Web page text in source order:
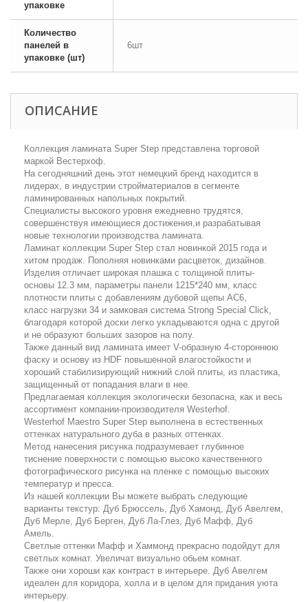
упаковке
Количество
панелей в
упаковке (шт)
6шт
ОПИСАНИЕ
Коллекция ламината Super Step представлена торговой
маркой Вестерхоф.
На сегодняшний день этот немецкий бренд находится в
лидерах, в индустрии стройматериалов в сегменте
ламинированных напольных покрытий.
Специалисты высокого уровня ежедневно трудятся,
совершенствуя имеющиеся достижения,и разрабатывая
новые технологии производства ламината.
Ламинат коллекции Super Step стал новинкой 2015 года и
хитом продаж. Пополняя новинками расцветок, дизайнов.
Изделия отличает широкая плашка с толщиной плиты-
основы 12.3 мм, параметры панели 1215*240 мм, класс
плотности плиты с добавлениям дубовой щепы АС6,
класс нагрузки 34 и замковая система Strong Special Click,
благодаря которой доски легко укладываются одна с другой
и не образуют больших зазоров на полу.
Также данный вид ламината имеет V-образную 4-стороннюю
фаску и основу из HDF повышенной влагостойкости и
хороший стабилизирующий нижний слой плиты, из пластика,
защищенный от попадания влаги в нее.
Предлагаемая коллекция экологически безопасна, как и весь
ассортимент компании-производителя Westerhof.
Westerhof Maestro Super Step выполнена в естественных
оттенках натурального дуба в разных оттенках.
Метод нанесения рисунка подразумевает глубинное
тиснение поверхности с помощью высоко качественного
фотографического рисунка на пленке с помощью высоких
температур и пресса.
Из нашей коллекции Вы можете выбрать следующие
варианты текстур: Дуб Брюссель, Дуб Хамонд, Дуб Авелгем,
Дуб Мерле, Дуб Берген, Дуб Ла-Глез, Дуб Мафф, Дуб
Амель.
Светлые оттенки Мафф и Хаммонд прекрасно подойдут для
светлых комнат. Увеличат визуально обьем комнат.
Также они хороши как контраст в интерьере. Дуб Авелгем
идеален для коридора, холла и в целом для придания уюта
интерьеру.